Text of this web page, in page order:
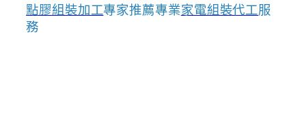
點膠組裝加工專家推薦專業家電組裝代工服
務